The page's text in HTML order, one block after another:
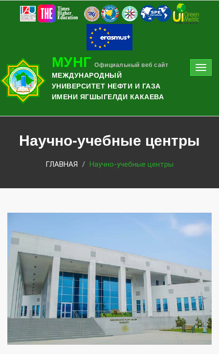
МУНГ Официальный веб сайт
МЕЖДУНАРОДНЫЙ
УНИВЕРСИТЕТ НЕФТИ И ГАЗА
ИМЕНИ ЯГШЫГЕЛДИ КАКАЕВА
Научно-учебные центры
ГЛАВНАЯ Научно-учебные центры